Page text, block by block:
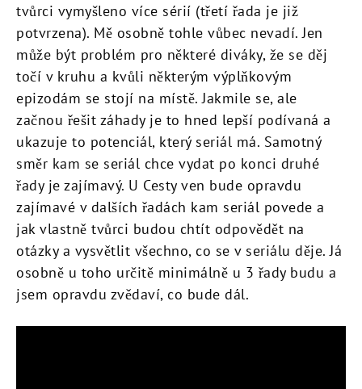
tvůrci vymyšleno více sérií (třetí řada je již
potvrzena). Mě osobně tohle vůbec nevadí. Jen
může být problém pro některé diváky, že se děj
točí v kruhu a kvůli některým výplňkovým
epizodám se stojí na místě. Jakmile se, ale
začnou řešit záhady je to hned lepší podívaná a
ukazuje to potenciál, který seriál má. Samotný
směr kam se seriál chce vydat po konci druhé
řady je zajímavý. U Cesty ven bude opravdu
zajímavé v dalších řadách kam seriál povede a
jak vlastně tvůrci budou chtít odpovědět na
otázky a vysvětlit všechno, co se v seriálu děje. Já
osobně u toho určitě minimálně u 3 řady budu a
jsem opravdu zvědaví, co bude dál.